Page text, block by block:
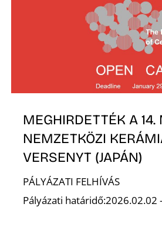
MEGHIRDETTÉK A 14.
NEMZETKÖZI
VERSENYT (JAPÁN)
PÁLYÁZATI FELHÍVÁS
Pályázati határidő:2026.02.02